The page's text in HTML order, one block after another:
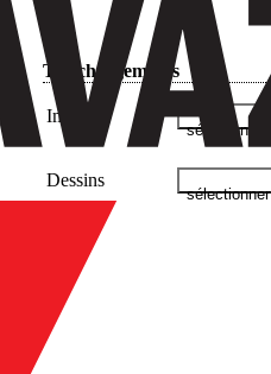
Téléchargements
Images
sélectionner
Dessins
sélectionner